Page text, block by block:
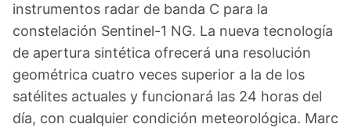
instrumentos radar de banda C para la
constelación Sentinel-1 NG. La nueva tecnología
de apertura sintética ofrecerá una resolución
geométrica cuatro veces superior a la de los
satélites actuales y funcionará las 24 horas del
día, con cualquier condición meteorológica. Marc